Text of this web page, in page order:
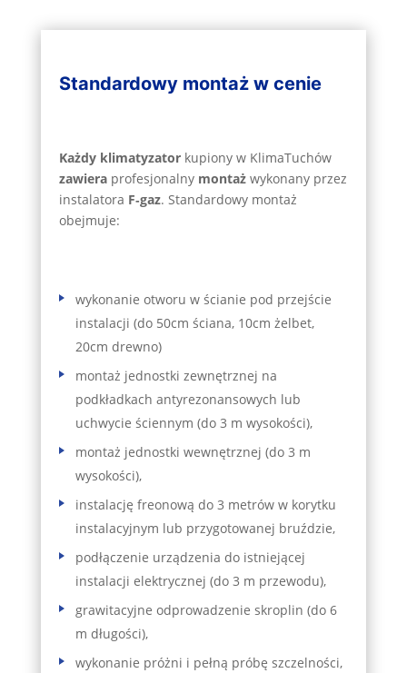
Standardowy montaż w cenie
Każdy klimatyzatorkupiony w KlimaTuchów
zawieraprofesjonalny montażwykonany przez
instalatora F‑gaz. Standardowy montaż
obejmuje:
wykonanie otworu w ścianie pod przejście
instalacji (do 50cm ściana, 10cm żelbet,
20cm drewno)
montaż jednostki zewnętrznej na
podkładkach antyrezonansowych lub
uchwycie ściennym (do 3 m wysokości),
montaż jednostki wewnętrznej (do 3 m
wysokości),
instalację freonową do 3 metrów w korytku
instalacyjnym lub przygotowanej bruździe,
podłączenie urządzenia do istniejącej
instalacji elektrycznej (do 3 m przewodu),
grawitacyjne odprowadzenie skroplin (do 6
m długości),
wykonanie próżni i pełną próbę szczelności,